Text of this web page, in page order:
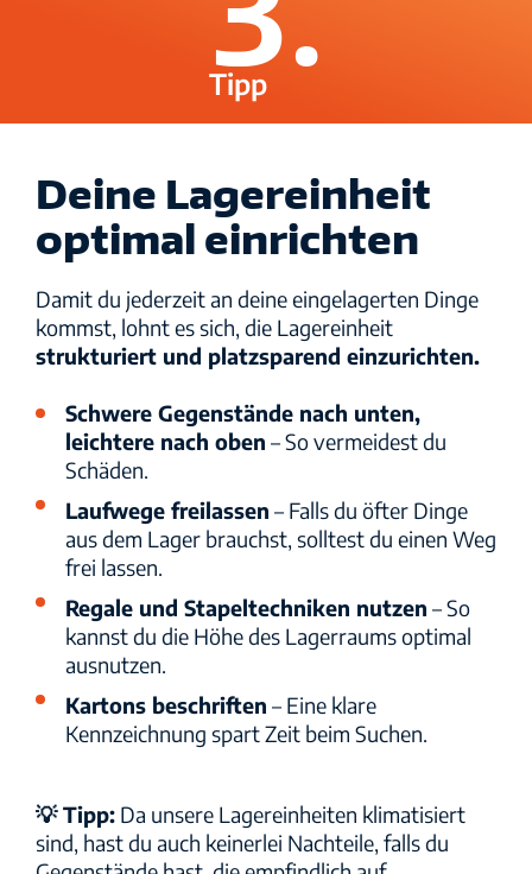
Tipp
Deine Lagereinheit
optimal einrichten
Damit du jederzeit an deine eingelagerten Dinge
kommst, lohnt es sich, die Lagereinheit
strukturiert und platzsparend einzurichten.
Schwere Gegenstände nach unten,
leichtere nach oben – So vermeidest du
Schäden.
Laufwege freilassen – Falls du öfter Dinge
aus dem Lager brauchst, solltest du einen Weg
frei lassen.
Regale und Stapeltechniken nutzen – So
kannst du die Höhe des Lagerraums optimal
ausnutzen.
Kartons beschriften – Eine klare
Kennzeichnung spart Zeit beim Suchen.
💡 Tipp: Da unsere Lagereinheiten klimatisiert
sind, hast du auch keinerlei Nachteile, falls du